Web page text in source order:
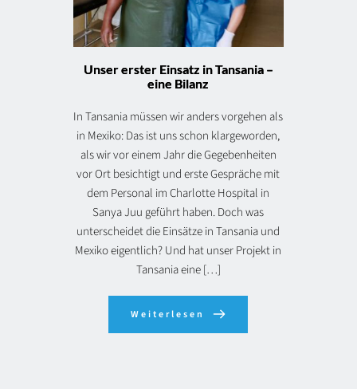
Unser erster Einsatz in Tansania –
eine Bilanz
In Tansania müssen wir anders vorgehen als
in Mexiko: Das ist uns schon klargeworden,
als wir vor einem Jahr die Gegebenheiten
vor Ort besichtigt und erste Gespräche mit
dem Personal im Charlotte Hospital in
Sanya Juu geführt haben. Doch was
unterscheidet die Einsätze in Tansania und
Mexiko eigentlich? Und hat unser Projekt in
Tansania eine […]
Weiterlesen